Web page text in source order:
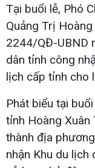
Tại buổi lễ, Phó
Quảng Trị
2244/QĐ-UBND
dân tỉnh công
lịch cấp tỉnh cho
Phát biểu tại
tỉnh Hoàng Xuân
thành địa
nhận Khu du lịch